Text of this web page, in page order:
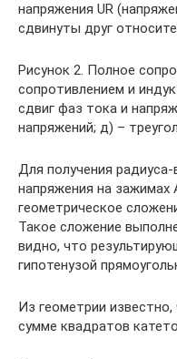
напряжения UR
сдвинуты друг
Рисунок 2. Полное
сопротивлением и
сдвиг фаз тока и
напряжений; д) –
Для получения
напряжения на зажимах
геометрическое
Такое сложение
видно, что
гипотенузой
Из геометрии
сумме квадратов